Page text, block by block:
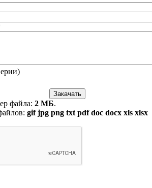
файла: 2 МБ.
gif jpg png txt pdf doc docx xls xlsx